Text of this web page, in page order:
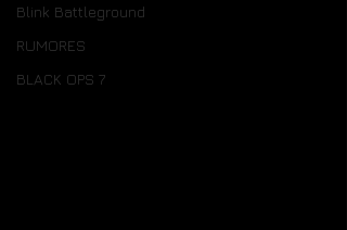
Blink Battleground
RUMORES
BLACK OPS 7